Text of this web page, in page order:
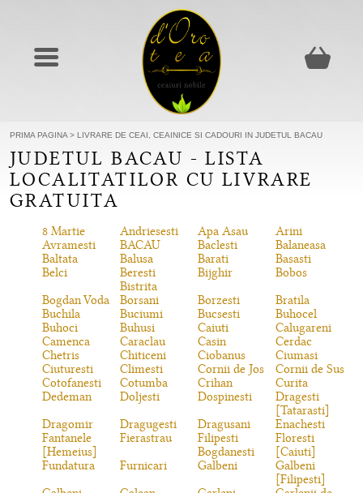
PRIMA PAGINA > LIVRARE DE CEAI, CEAINICE SI CADOURI IN JUDETUL BACAU
JUDETUL BACAU - LISTA
LOCALITATILOR CU LIVRARE
GRATUITA
8 Martie Andriesesti Apa Asau
Arini
Avramesti
BACAU Baclesti
Balaneasa
Baltata
Balusa Barati
Basasti
Belci
Beresti
Bistrita
Bijghir
Bobos
Bogdan Voda
Borsani Borzesti
Bratila
Buchila
Buciumi Bucsesti
Buhocel
Buhoci
Buhusi Caiuti
Calugareni
Camenca
Caraclau Casin
Cerdac
Chetris
Chiticeni Ciobanus
Ciumasi
Ciuturesti
Climesti Cornii de Jos
Cornii de Sus
Cotofanesti
Cotumba Crihan
Curita
Dedeman
Doljesti Dospinesti
Dragesti
[Tatarasti]
Dragomir
Dragugesti Dragusani
Enachesti
Fantanele
[Hemeius]
Fierastrau
Filipesti
Bogdanesti
Floresti
[Caiuti]
Fundatura
Furnicari Galbeni
Galbeni
[Filipesti]